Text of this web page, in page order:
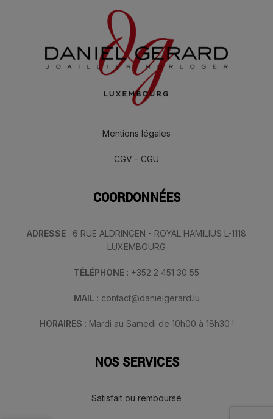
Mentions légales
CGV - CGU
COORDONNÉES
ADRESSE : 6 RUE ALDRINGEN - ROYAL HAMILIUS L-1118
LUXEMBOURG
TÉLÉPHONE : +352 2 451 30 55
MAIL : contact@danielgerard.lu
HORAIRES : Mardi au Samedi de 10h00 à 18h30 !
NOS SERVICES
Satisfait ou remboursé